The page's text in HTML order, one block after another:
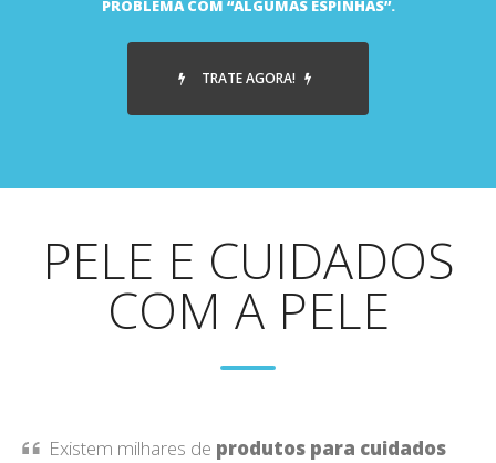
PROBLEMA COM “ALGUMAS ESPINHAS”.
TRATE AGORA!
PELE E CUIDADOS
COM A PELE
Existem milhares de produtos para cuidados